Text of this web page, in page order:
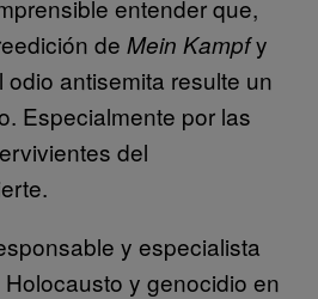
entender que,
de Mein Kampfy
antisemita resulte un
Especialmente por las
del
y especialista
y genocidio en